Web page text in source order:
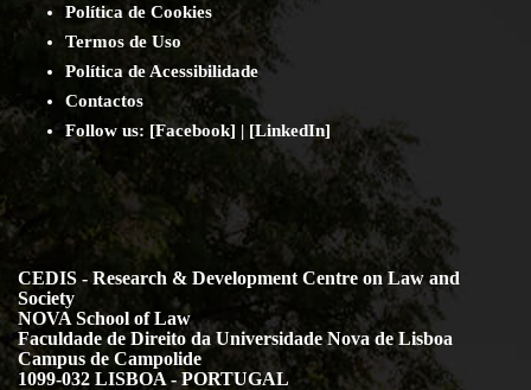
Política de Cookies
Termos de Uso
Política de Acessibilidade
Contactos
Follow us: [Facebook] | [LinkedIn]
CEDIS - Research & Development Centre on Law and
Society
NOVA School of Law
Faculdade de Direito da Universidade Nova de Lisboa
Campus de Campolide
1099-032 LISBOA - PORTUGAL